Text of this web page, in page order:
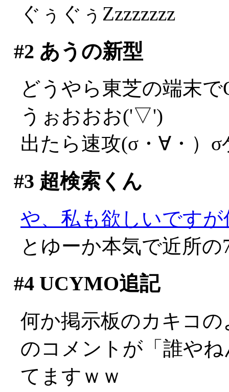
ぐぅぐぅZzzzzzzz
#2 あうの新型
どうやら東芝の端末
うぉおおお('▽')
出たら速攻(σ・∀・）
#3 超検索くん
や、私も欲しいですが
とゆーか本気で近所
#4UCYMO追記
何か掲示板のカキコ
のコメントが「誰や
てますｗｗ